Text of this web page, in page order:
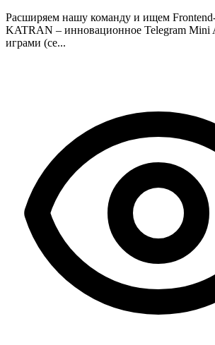
Расширяем нашу команду и ищем Frontend-
KATRAN – инновационное Telegram Mini
играми (се...